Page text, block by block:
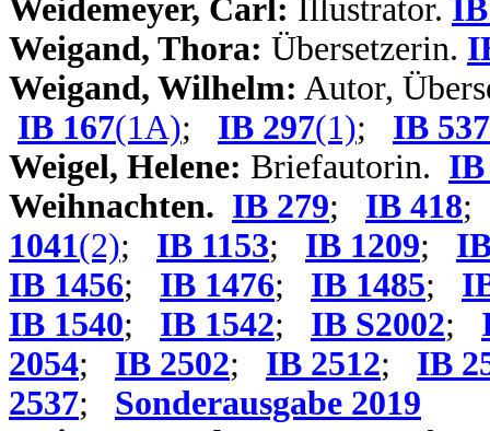
Weidemeyer, Carl: Illustrator.
Weigand, Thora: Übersetzerin.
Weigand, Wilhelm: Autor,
IB 167(1A); IB 297(1); IB 537
Weigel, Helene: Briefautorin. IB
Weihnachten. IB 279; IB 418
1041(2); IB 1153; IB 1209;
IB 1456; IB 1476; IB 1485;
IB 1540; IB 1542; IB S2002;
2054; IB 2502; IB 2512; IB
2537; Sonderausgabe 2019